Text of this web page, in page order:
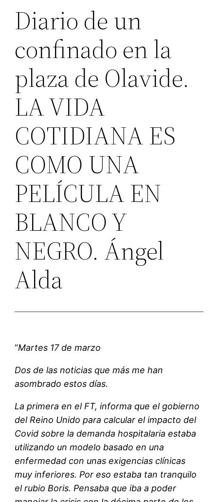
Diario de un
confinado en la
plaza de Olavide.
LA VIDA
COTIDIANA ES
COMO UNA
PELÍCULA EN
BLANCO Y
NEGRO. Ángel
Alda
“Martes 17 de marzo
Dos de las noticias que más me han
asombrado estos días.
La primera en el FT, informa que el gobierno
del Reino Unido para calcular el impacto del
Covid sobre la demanda hospitalaria estaba
utilizando un modelo basado en una
enfermedad con unas exigencias clínicas
muy inferiores. Por eso estaba tan tranquilo
el rubio Boris. Pensaba que iba a poder